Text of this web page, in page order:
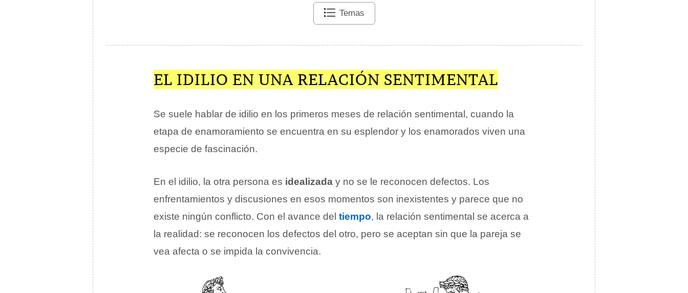
Temas
EL IDILIO EN UNA RELACIÓN SENTIMENTAL
Se suele hablar de idilio en los primeros meses de relación sentimental, cuando la
etapa de enamoramiento se encuentra en su esplendor y los enamorados viven una
especie de fascinación.
En el idilio, la otra persona es idealizada y no se le reconocen defectos. Los
enfrentamientos y discusiones en esos momentos son inexistentes y parece que no
existe ningún conflicto. Con el avance del tiempo, la relación sentimental se acerca a
la realidad: se reconocen los defectos del otro, pero se aceptan sin que la pareja se
vea afecta o se impida la convivencia.